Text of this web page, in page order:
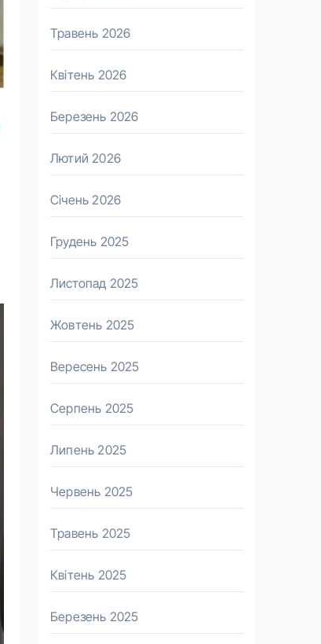
Травень 2026
Квітень 2026
Березень 2026
Лютий 2026
Січень 2026
Грудень 2025
Листопад 2025
Жовтень 2025
Вересень 2025
Серпень 2025
Липень 2025
Червень 2025
Травень 2025
Квітень 2025
Березень 2025